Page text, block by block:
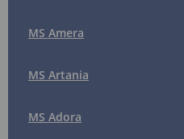
MS Amera
MS Artania
MS Adora